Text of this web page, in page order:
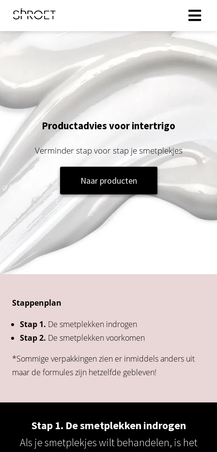
Productadvies voor intertrigo
Verminder stap voor stap je smetplekjes
Naar producten
Stappenplan
Stap 1. De smetplekken indrogen
Stap 2. De smetplekken voorkomen
*Sommige verpakkingen zien er inmiddels anders uit
maar de formules zijn hetzelfde gebleven!
Stap 1. De smetplekken indrogen
Als je smetplekjes wilt behandelen, is het
zijn
om
te
Ze
gebruikt
deze
kan de
om
te
over
op